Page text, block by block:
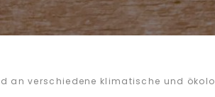
an verschiedene klimatische und